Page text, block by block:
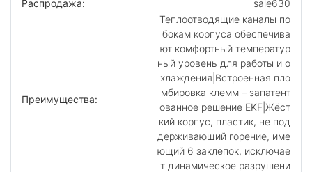
Распродажа:
sale630
Преимущества:
Теплоотводящие каналы по
бокам корпуса обеспечива
ют комфортный температур
ный уровень для работы и о
хлаждения|Встроенная пло
мбировка клемм – запатент
ованное решение EKF|Жёст
кий корпус, пластик, не под
держивающий горение, име
ющий 6 заклёпок, исключае
т динамическое разрушени